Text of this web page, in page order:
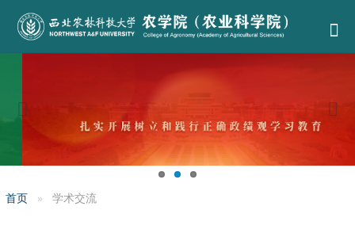
首页 学术交流